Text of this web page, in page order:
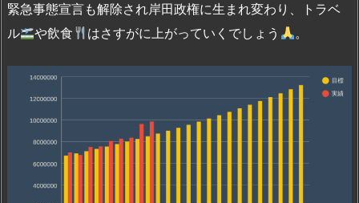
緊急事態宣言も解除され岸田政権に生まれ変わり、トラベ
ル
や飲食 はさすがに上がっていくでしょう 。